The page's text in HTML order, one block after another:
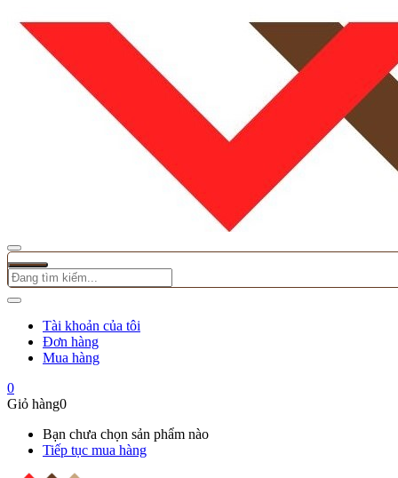
Tài khoản của tôi
Đơn hàng
Mua hàng
0
Giỏ hàng0
Bạn chưa chọn sản phẩm nào
Tiếp tục mua hàng